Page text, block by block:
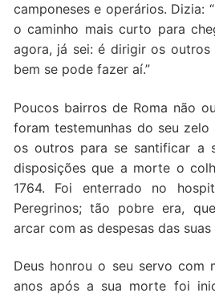
camponeses e operários. Dizia:
o caminho mais curto para
agora, já sei: é dirigir os outros
bem se pode fazer aí.”
Poucos bairros de Roma não
foram testemunhas do seu
os outros para se santificar a
disposições que a morte o
1764. Foi enterrado no
Peregrinos; tão pobre era,
arcar com as despesas das suas
Deus honrou o seu servo com
anos após a sua morte foi